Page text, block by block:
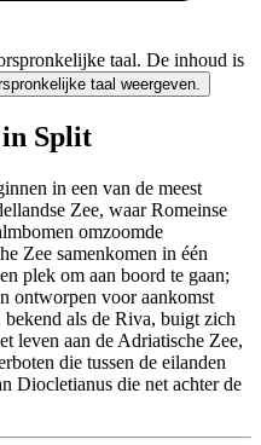
taal. De inhoud is
taal weergeven.
Split
in een van de meest
Zee, waar Romeinse
omzoomde
Zee samenkomen in één
plek om aan boord te gaan;
ontworpen voor aankomst
als de Riva, buigt zich
leven aan de Adriatische Zee,
die tussen de eilanden
Diocletianus die net achter de